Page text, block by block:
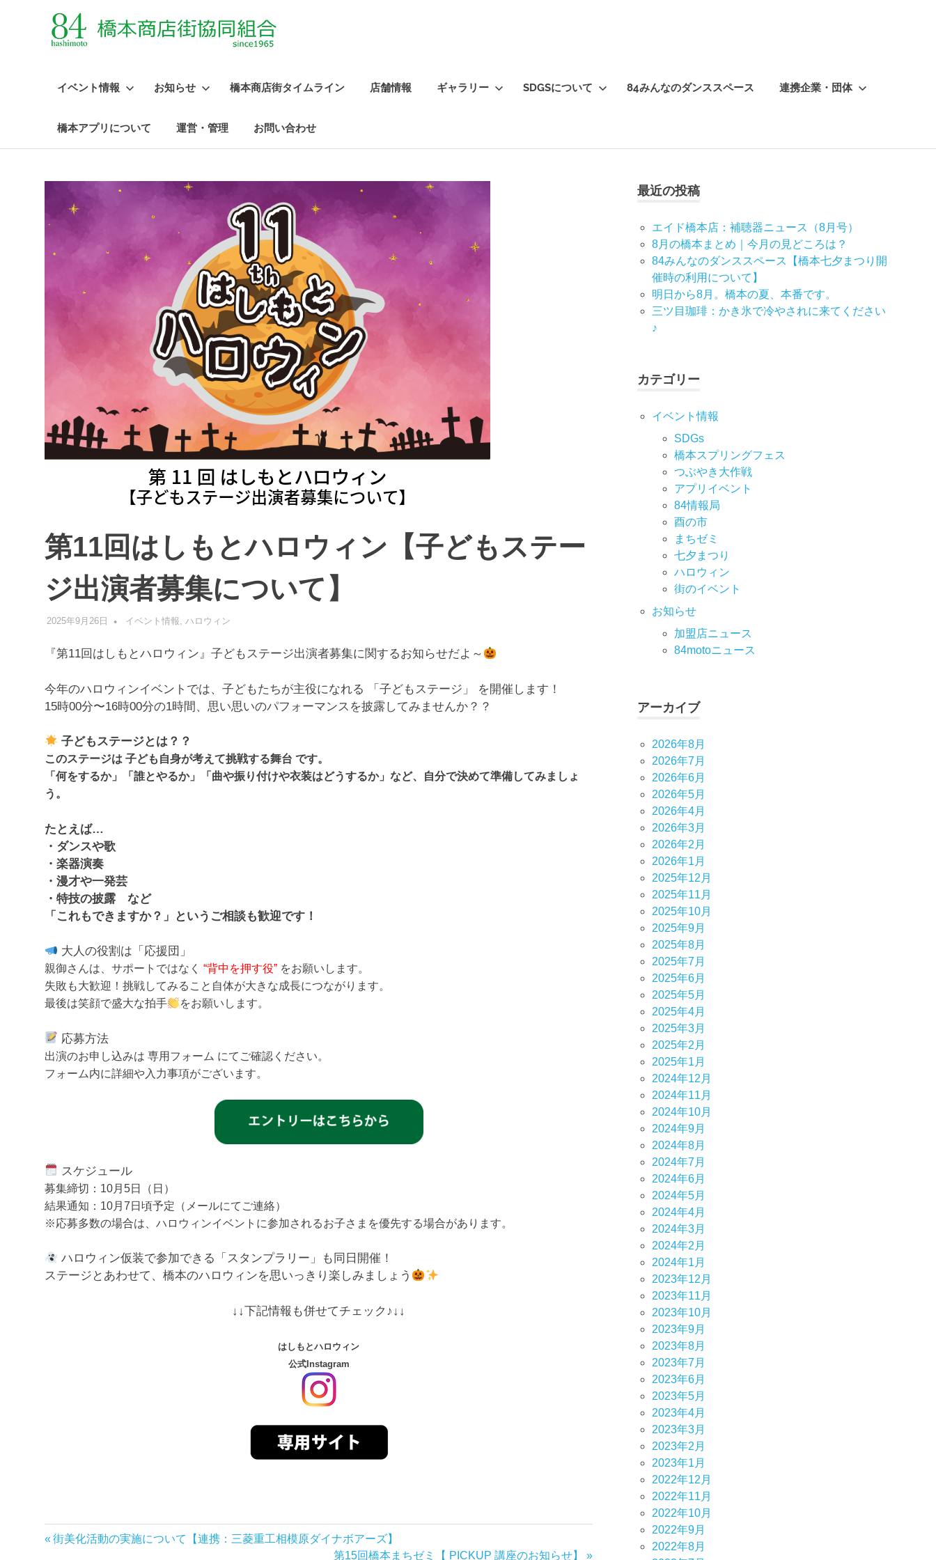
イベント情報 お知らせ 橋本商店街タイムライン 店舗情報 ギャラリー SDGSについて 84みんなのダンススペース 連携企業・団体
橋本アプリについて 運営・管理 お問い合わせ
第11回はしもとハロウィン【子どもステー
ジ出演者募集について】
2025年9月26日 管理者
イベント情報 ハロウィン
『第11回はしもとハロウィン』子どもステージ出演者募集に関するお知らせだよ～
今年のハロウィンイベントでは、子どもたちが主役になれる 「子どもステージ」 を開催します！
15時00分〜16時00分の1時間、思い思いのパフォーマンスを披露してみませんか？？
子どもステージとは？？
このステージは 子ども自身が考えて挑戦する舞台 です。
「何をするか」「誰とやるか」「曲や振り付けや衣装はどうするか」など、自分で決めて準備してみましょ
う。
たとえば…
・ダンスや歌
・楽器演奏
・漫才や一発芸
・特技の披露 など
「これもできますか？」というご相談も歓迎です！
大人の役割は「応援団」
親御さんは、サポートではなく “背中を押す役” をお願いします。
失敗も大歓迎！挑戦してみること自体が大きな成長につながります。
最後は笑顔で盛大な拍手
をお願いします。
応募方法
出演のお申し込みは 専用フォーム にてご確認ください。
フォーム内に詳細や入力事項がございます。
スケジュール
募集締切：10月5日（日）
結果通知：10月7日頃予定（メールにてご連絡）
※応募多数の場合は、ハロウィンイベントに参加されるお子さまを優先する場合があります。
ハロウィン仮装で参加できる「スタンプラリー」も同日開催！
ステージとあわせて、橋本のハロウィンを思いっきり楽しみましょう
↓↓下記情報も併せてチェック♪↓↓
はしもとハロウィン
公式Instagram
投
前
街美化活動の実施について【連携：三菱重工相模原ダイナボアーズ】
次
第15回橋本まちゼミ【 PICKUP 講座のお知らせ】
最近の投稿
エイド橋本店：補聴器ニュース（8月号）
8月の橋本まとめ｜今月の見どころは？
84みんなのダンススペース【橋本七夕まつり開
催時の利用について】
明日から8月。橋本の夏、本番です。
三ツ目珈琲：かき氷で冷やされに来てください
♪
カテゴリー
イベント情報
SDGs
橋本スプリングフェス
つぶやき大作戦
アプリイベント
84情報局
酉の市
まちゼミ
七⼣まつり
ハロウィン
街のイベント
お知らせ
加盟店ニュース
84motoニュース
アーカイブ
2026年8月
2026年7月
2026年6月
2026年5月
2026年4月
2026年3月
2026年2月
2026年1月
2025年12月
2025年11月
2025年10月
2025年9月
2025年8月
2025年7月
2025年6月
2025年5月
2025年4月
2025年3月
2025年2月
2025年1月
2024年12月
2024年11月
2024年10月
2024年9月
2024年8月
2024年7月
2024年6月
2024年5月
2024年4月
2024年3月
2024年2月
2024年1月
2023年12月
2023年11月
2023年10月
2023年9月
2023年8月
2023年7月
2023年6月
2023年5月
2023年4月
2023年3月
2023年2月
2023年1月
2022年12月
2022年11月
2022年10月
2022年9月
2022年8月